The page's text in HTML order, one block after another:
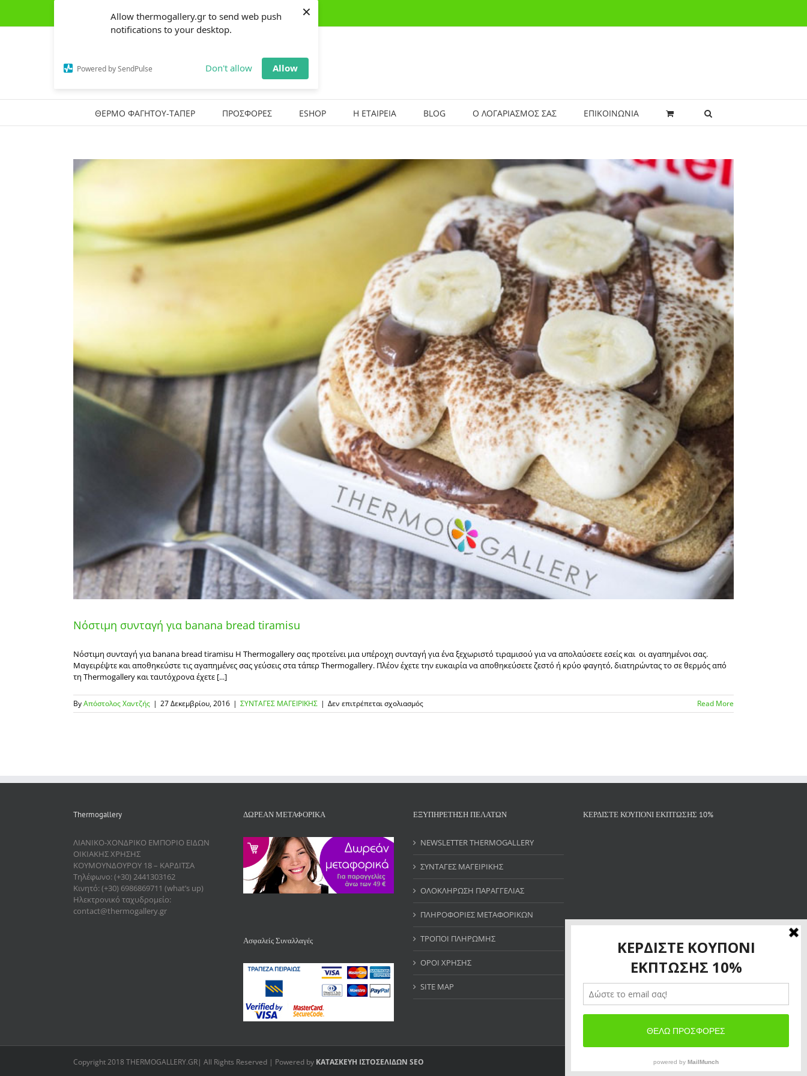
Allow thermogallery.gr to send web push
notifications to your desktop.
Powered by SendPulse Don't allow Allow
×
content
(+30) 2441303162 | thermogallery@gmail.com
ΘΕΡΜΟ ΦΑΓΗΤΟΥ-ΤΑΠΕΡ ΠΡΟΣΦΟΡΕΣ ESHOP Η ΕΤΑΙΡΕΙΑ BLOG Ο ΛΟΓΑΡΙΑΣΜΟΣ ΣΑΣ ΕΠΙΚΟΙΝΩΝΙΑ
Νόστιμη συνταγή για banana bread tiramisu
Νόστιμη συνταγή για banana bread tiramisu Η Thermogallery σας προτείνει μια υπέροχη συνταγή για ένα ξεχωριστό τιραμισού για να απολαύσετε εσείς και οι αγαπημένοι σας.
Μαγειρέψτε και αποθηκεύστε τις αγαπημένες σας γεύσεις στα τάπερ Thermogallery. Πλέον έχετε την ευκαιρία να αποθηκεύσετε ζεστό ή κρύο φαγητό, διατηρώντας το σε θερμός από
τη Thermogallery και ταυτόχρονα έχετε [...]
ByΑπόστολος Χαντζής | 27 Δεκεμβρίου, 2016 | ΣΥΝΤΑΓΕΣ ΜΑΓΕΙΡΙΚΗΣ | Δεν επιτρέπεται σχολιασμόςστο
Νόστιμη
Read More
Thermogallery
ΛΙΑΝΙΚΟ-ΧΟΝΔΡΙΚΟ ΕΜΠΟΡΙΟ ΕΙΔΩΝ
ΟΙΚΙΑΚΗΣ ΧΡΗΣΗΣ
ΚΟΥΜΟΥΝΔΟΥΡΟΥ 18 – ΚΑΡΔΙΤΣΑ
Τηλέφωνο: (+30) 2441303162
Κινητό: (+30) 6986869711 (what’s up)
Ηλεκτρονικό ταχυδρομείο:
contact@thermogallery.gr
ΔΩΡΕΑΝ ΜΕΤΑΦΟΡΙΚΑ
Ασφαλείς Συναλλαγές
ΕΞΥΠΗΡΕΤΗΣΗ ΠΕΛΑΤΩΝ
NEWSLETTER THERMOGALLERY
ΣΥΝΤΑΓΕΣ ΜΑΓΕΙΡΙΚΗΣ
ΟΛΟΚΛΗΡΩΣΗ ΠΑΡΑΓΓΕΛΙΑΣ
ΠΛΗΡΟΦΟΡΙΕΣ ΜΕΤΑΦΟΡΙΚΩΝ
ΤΡΟΠΟΙ ΠΛΗΡΩΜΗΣ
ΟΡΟΙ ΧΡΗΣΗΣ
SITE MAP
ΚΕΡΔΙΣΤΕ ΚΟΥΠΟΝΙ ΕΚΠΤΩΣΗΣ 10%
Copyright 2018 THERMOGALLERY.GR| All Rights Reserved | Powered by ΚΑΤΑΣΚΕΥΗ ΙΣΤΟΣΕΛΙΔΩΝ SEO